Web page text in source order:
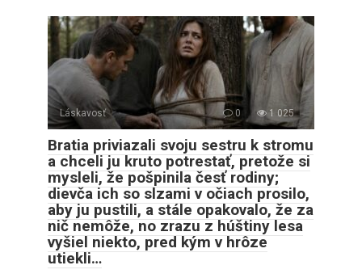
Láskavosť 0 1 025
Bratia priviazali svoju sestru k stromu
a chceli ju kruto potrestať, pretože si
mysleli, že pošpinila česť rodiny;
dievča ich so slzami v očiach prosilo,
aby ju pustili, a stále opakovalo, že za
nič nemôže, no zrazu z húštiny lesa
vyšiel niekto, pred kým v hrôze
utiekli…